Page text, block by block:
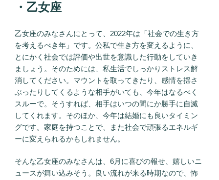
・乙女座
乙女座のみなさんにとって、2022年は「社会での生き方
を考えるべき年」です。公私で生き方を変えるように、
とにかく社会では評価や出世を意識した行動をしていき
ましょう。そのためには、私生活でしっかりストレス解
消してください。マウントを取ってきたり、感情を揺さ
ぶったりしてくるような相手がいても、今年はなるべく
スルーで。そうすれば、相手はいつの間にか勝手に自滅
してくれます。そのほか、今年は結婚にも良いタイミン
グです。家庭を持つことで、また社会で頑張るエネルギ
ーに変えられるかもしれません。
そんな乙女座のみなさんは、6月に喜びの報せ、嬉しいニ
ュースが舞い込みそう。良い流れが来る時期なので、怖